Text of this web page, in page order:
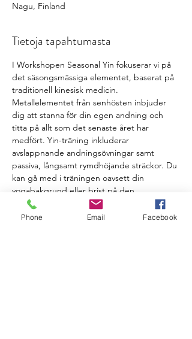
Nagu, Finland
Tietoja tapahtumasta
I Workshopen Seasonal Yin fokuserar vi på
det säsongsmässiga elementet, baserat på
traditionell kinesisk medicin.
Metallelementet från senhösten inbjuder
dig att stanna för din egen andning och
titta på allt som det senaste året har
medfört. Yin-träning inkluderar
avslappnande andningsövningar samt
passiva, långsamt rymdhöjande sträckor. Du
kan gå med i träningen oavsett din
yogabakgrund eller brist på den.
Instruktören är Yin Yoga -proffs,
Phone Email Facebook